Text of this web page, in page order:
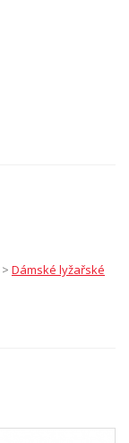
> Dámské lyžařské